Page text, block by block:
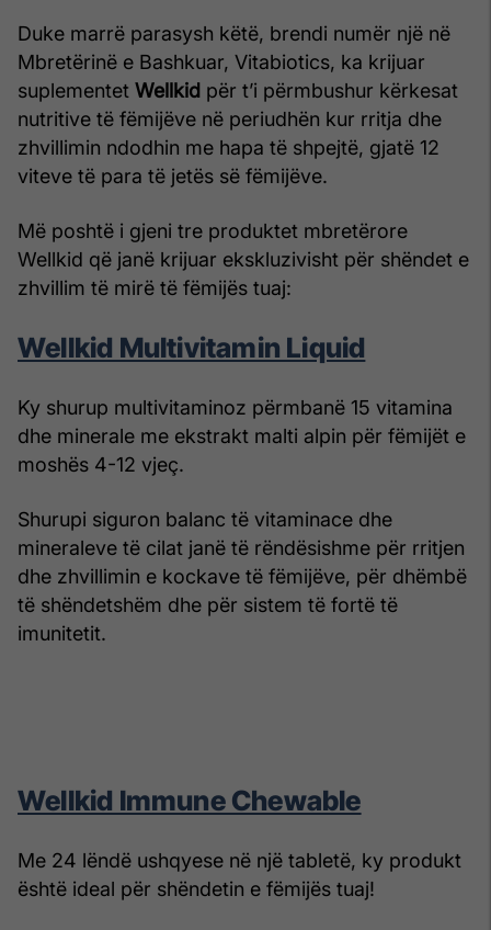
Duke marrë parasysh këtë, brendi numër një në
Mbretërinë e Bashkuar, Vitabiotics, ka krijuar
suplementet Wellkid për t’i përmbushur kërkesat
nutritive të fëmijëve në periudhën kur rritja dhe
zhvillimin ndodhin me hapa të shpejtë, gjatë 12
viteve të para të jetës së fëmijëve.
Më poshtë i gjeni tre produktet mbretërore
Wellkid që janë krijuar ekskluzivisht për shëndet e
zhvillim të mirë të fëmijës tuaj:
Wellkid Multivitamin Liquid
Ky shurup multivitaminoz përmbanë 15 vitamina
dhe minerale me ekstrakt malti alpin për fëmijët e
moshës 4-12 vjeç.
Shurupi siguron balanc të vitaminace dhe
mineraleve të cilat janë të rëndësishme për rritjen
dhe zhvillimin e kockave të fëmijëve, për dhëmbë
të shëndetshëm dhe për sistem të fortë të
imunitetit.
Wellkid Immune Chewable
Me 24 lëndë ushqyese në një tabletë, ky produkt
është ideal për shëndetin e fëmijës tuaj!